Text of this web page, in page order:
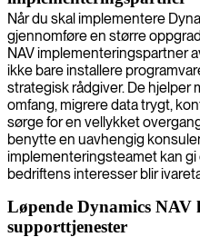
Når du skal implementere
gjennomføre en større
NAV implementeringspartner
ikke bare installere
strategisk rådgiver. De hjelper
omfang, migrere data trygt,
sørge for en vellykket
benytte en uavhengig
implementeringsteamet kan
bedriftens interesser blir
Løpende Dynamics NAV
supporttjenester